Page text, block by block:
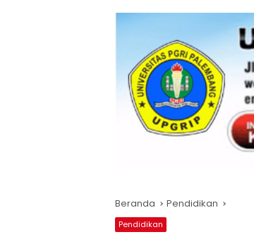
Beranda Pendidikan
Pendidikan